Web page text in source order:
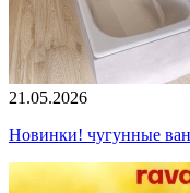
21.05.2026
Новинки! чугунные